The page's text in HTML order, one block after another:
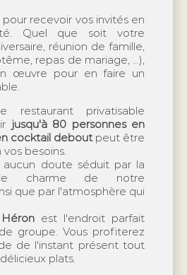
recevoir vos invités en
Quel que soit votre
réunion de famille,
repas de mariage, ...),
œuvre pour en faire un
restaurant privatisable
jusqu'à 80 personnes en
cocktail deboutpeut être
besoins.
aucun doute séduit par la
charme de notre
que par l'atmosphère qui
est l'endroit parfait
groupe. Vous profiterez
de l'instant présent tout
plats.